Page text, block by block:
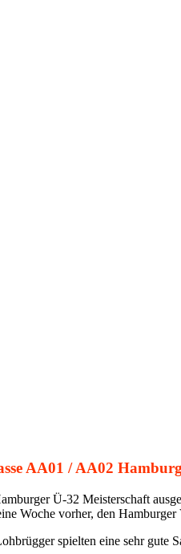
AA01 / AA02
Ü-32 Meisterschaft
Woche vorher, den Hamburger
spielten eine sehr